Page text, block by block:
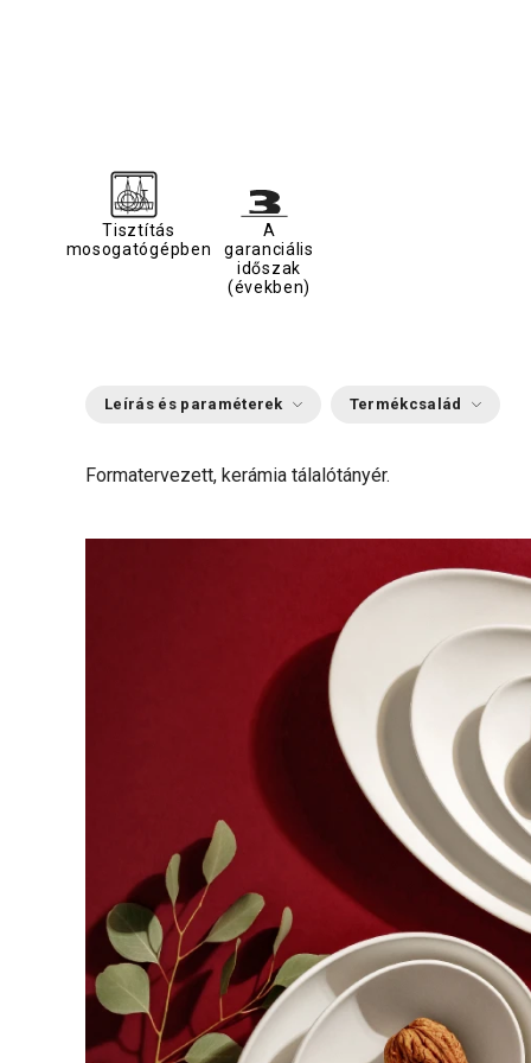
Tisztítás
mosogatógépben
A
garanciális
időszak
(években)
Leírás és paraméterek Termékcsalád
Formatervezett, kerámia tálalótányér.